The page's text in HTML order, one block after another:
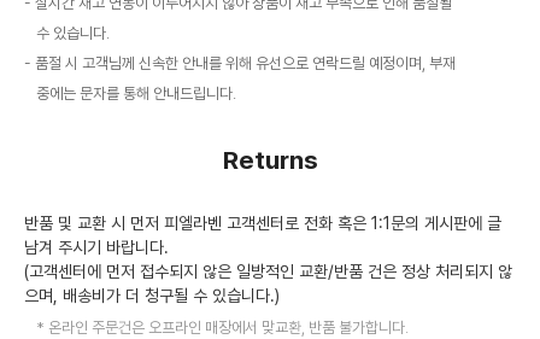
수 있습니다.
품절 시 고객님께 신속한 안내를 위해 유선으로 연락드릴 예정이며, 부재
중에는 문자를 통해 안내드립니다.
Returns
반품 및 교환 시 먼저 피엘라벤 고객센터로 전화 혹은 1:1문의 게시판에 글
남겨 주시기 바랍니다.
(고객센터에 먼저 접수되지 않은 일방적인 교환/반품 건은 정상 처리되지 않
으며, 배송비가 더 청구될 수 있습니다.)
온라인 주문건은 오프라인 매장에서 맞교환, 반품 불가합니다.